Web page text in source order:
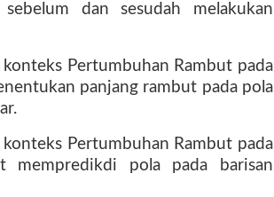
dan sesudah melakukan
Pertumbuhan Rambut pada
panjang rambut pada pola
Pertumbuhan Rambut pada
pola pada barisan